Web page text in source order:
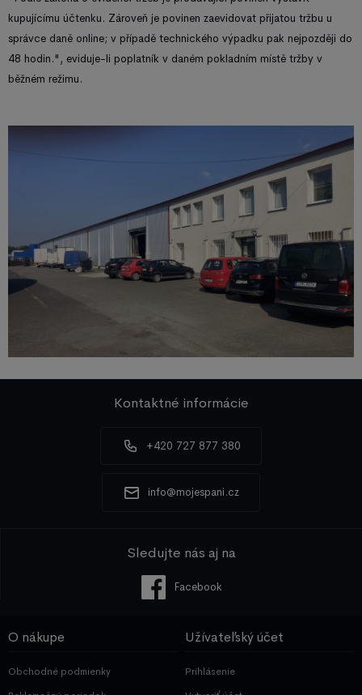
kupujícímu účtenku. Zároveň je povinen zaevidovat přijatou tržbu u
správce daně online; v případě technického výpadku pak nejpozději do
48 hodin.", eviduje-li poplatník v daném pokladním místě tržby v
běžném režimu.
Kontaktné informácie
+420 727 877 380
info@mojespani.cz
Sledujte nás aj na
Facebook
O nákupe
Obchodné podmienky
Užívateľský účet
Prihlásenie